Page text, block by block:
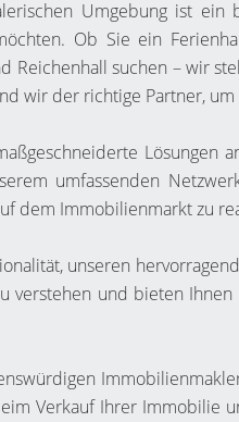
Umgebung ist
Ob Sie ein
Reichenhall suchen – wir
wir der richtige Partner,
Lösungen
umfassenden
dem Immobilienmarkt zu
unseren
verstehen und bieten
Verkauf Ihrer Immobilie